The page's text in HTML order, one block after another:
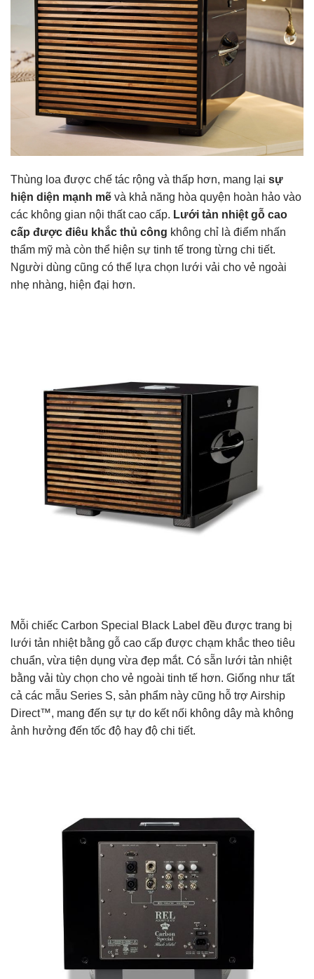
Thùng loa được chế tác rộng và thấp hơn, mang lại sự
hiện diện mạnh mẽ và khả năng hòa quyện hoàn hảo vào
các không gian nội thất cao cấp. Lưới tản nhiệt gỗ cao
cấp được điêu khắc thủ công không chỉ là điểm nhấn
thẩm mỹ mà còn thể hiện sự tinh tế trong từng chi tiết.
Người dùng cũng có thể lựa chọn lưới vải cho vẻ ngoài
nhẹ nhàng, hiện đại hơn.
Mỗi chiếc Carbon Special Black Label đều được trang bị
lưới tản nhiệt bằng gỗ cao cấp được chạm khắc theo tiêu
chuẩn, vừa tiện dụng vừa đẹp mắt. Có sẵn lưới tản nhiệt
bằng vải tùy chọn cho vẻ ngoài tinh tế hơn. Giống như tất
cả các mẫu Series S, sản phẩm này cũng hỗ trợ Airship
Direct™, mang đến sự tự do kết nối không dây mà không
ảnh hưởng đến tốc độ hay độ chi tiết.